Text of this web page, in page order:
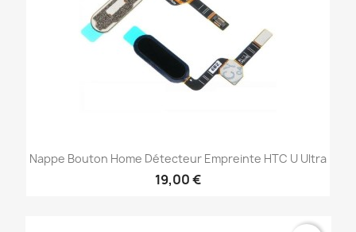
Nappe Bouton Home Détecteur Empreinte HTC U Ultra
19,00 €